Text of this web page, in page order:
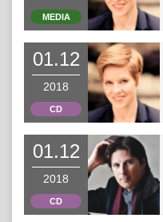
MEDIA
01.12
2018
CD
01.12
2018
CD